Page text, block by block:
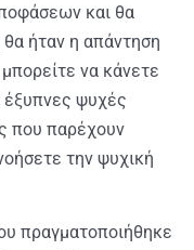
και θα
θα ήταν η απάντηση
να κάνετε
ψυχές
που παρέχουν
την ψυχική
πραγματοποιήθηκε